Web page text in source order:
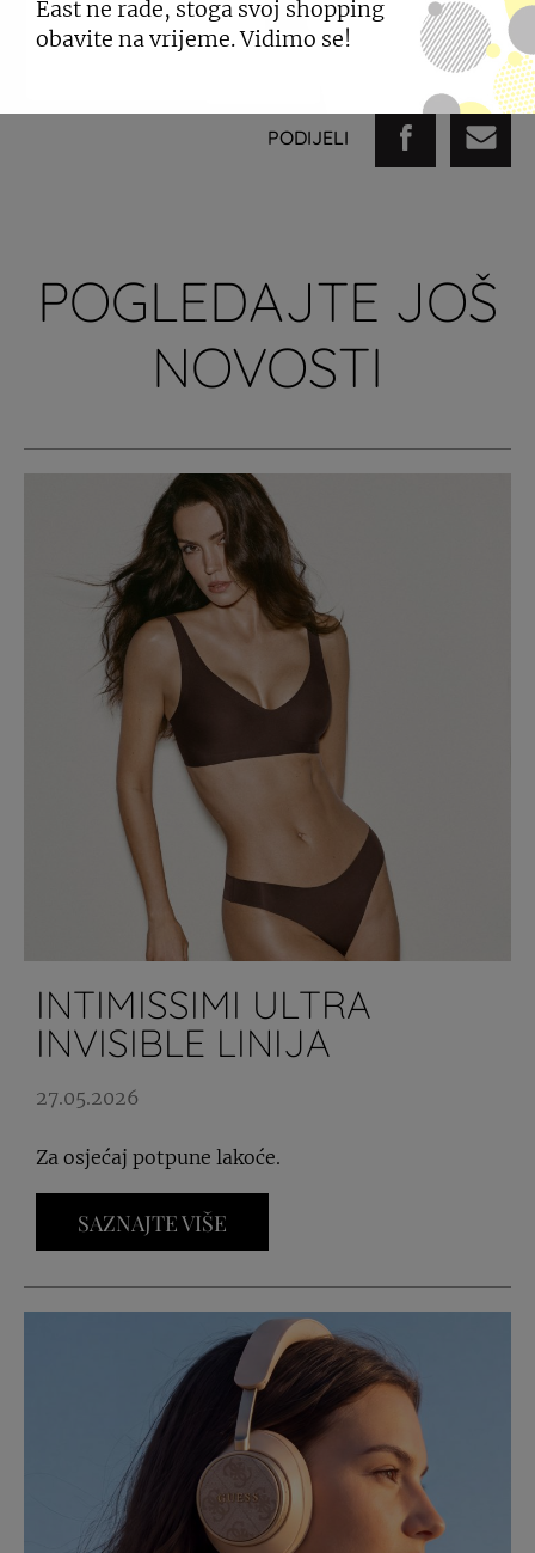
PODIJELI
POGLEDAJTE JOŠ
NOVOSTI
INTIMISSIMI ULTRA
INVISIBLE LINIJA
27.05.2026
Za osjećaj potpune lakoće.
SAZNAJTE VIŠE
East ne rade, stoga svoj shopping
obavite na vrijeme. Vidimo se!